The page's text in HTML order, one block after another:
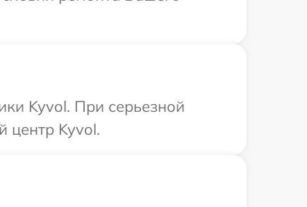
Kyvol. При серьезной
центр Kyvol.